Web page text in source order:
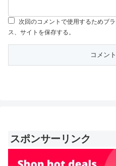
次回のコメントで使用するためブ
ス、サイトを保存する。
スポンサーリンク